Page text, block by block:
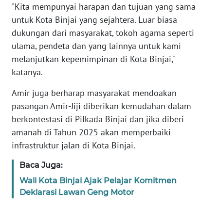
"Kita mempunyai harapan dan tujuan yang sama
untuk Kota Binjai yang sejahtera. Luar biasa
dukungan dari masyarakat, tokoh agama seperti
ulama, pendeta dan yang lainnya untuk kami
melanjutkan kepemimpinan di Kota Binjai,"
katanya.
Amir juga berharap masyarakat mendoakan
pasangan Amir-Jiji diberikan kemudahan dalam
berkontestasi di Pilkada Binjai dan jika diberi
amanah di Tahun 2025 akan memperbaiki
infrastruktur jalan di Kota Binjai.
Baca Juga:
Wali Kota Binjai Ajak Pelajar Komitmen
Deklarasi Lawan Geng Motor
WN
RIAU
WN
SERAMBI
JAMBI
WN
SULTRA
NTB
WN